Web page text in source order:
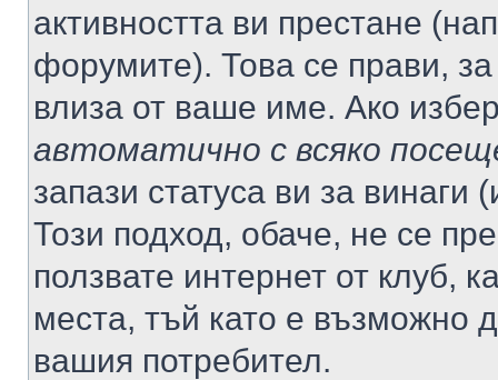
активността ви престане
форумите). Това се прави,
влиза от ваше име. Ако
автоматично с всяко
запази статуса ви за винаги
Този подход, обаче, не се
ползвате интернет от клуб,
места, тъй като е възможно
вашия потребител.